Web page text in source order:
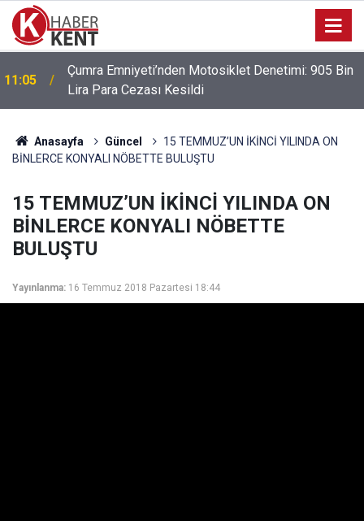
10:38
Park Halindeki Aracın Camını Kırarak Para ve
Altınları Çalan Şüpheliler Yakalandı
Anasayfa Güncel
15 TEMMUZ’UN İKİNCİ YILINDA ON
BİNLERCE KONYALI NÖBETTE BULUŞTU
15 TEMMUZ’UN İKİNCİ YILINDA ON
BİNLERCE KONYALI NÖBETTE
BULUŞTU
Yayınlanma: 16 Temmuz 2018 Pazartesi 18:44